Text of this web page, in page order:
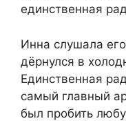
единственная
Инна слушала
дёрнулся в
Единственная
самый главный
был пробить